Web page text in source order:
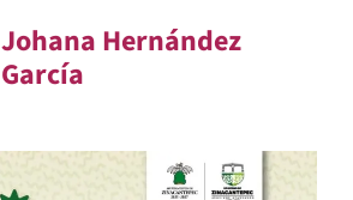
Johana Hernández
García